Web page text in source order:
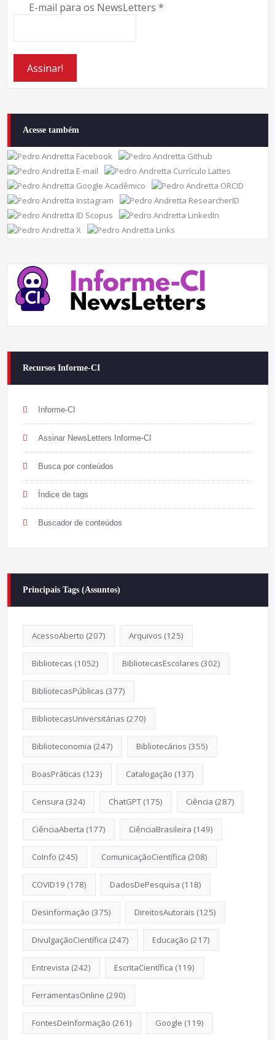
E-mail para os NewsLetters *
Acesse também
Recursos Informe-CI
Informe-CI
Assinar NewsLetters Informe-CI
Busca por conteúdos
Índice de tags
Buscador de conteúdos
Principais Tags (Assuntos)
AcessoAberto (207) Arquivos (125)
Bibliotecas (1052) BibliotecasEscolares (302)
BibliotecasPúblicas (377)
BibliotecasUniversitárias (270)
Biblioteconomia (247) Bibliotecários (355)
BoasPráticas (123) Catalogação (137)
Censura (324) ChatGPT(175) Ciência (287)
CiênciaAberta (177) CiênciaBrasileira (149)
CoInfo (245) ComunicaçãoCientífica (208)
COVID19 (178) DadosDePesquisa (118)
Desinformação (375) DireitosAutorais (125)
DivulgaçãoCientífica (247) Educação (217)
Entrevista (242) EscritaCientífica (119)
FerramentasOnline (290)
FontesDeInformação (261) Google (119)